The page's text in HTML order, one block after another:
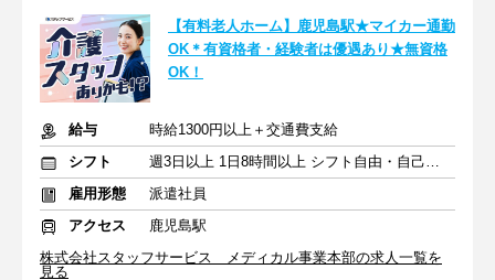
【有料老人ホーム】鹿児島駅★マイカー通勤
OK＊有資格者・経験者は優遇あり★無資格
OK！
給与
時給1300円以上＋交通費支給
シフト
週3日以上 1日8時間以上 シフト自由・自己申告
雇用形態
派遣社員
アクセス
鹿児島駅
株式会社スタッフサービス メディカル事業本部の求人一覧を
見る